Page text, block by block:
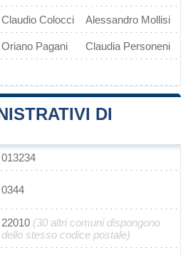
Claudio Colocci Alessandro Mollisi
Oriano Pagani Claudia Personeni
DI
013234
0344
22010 (30 altri comuni dispongono
dello stesso codice postale)